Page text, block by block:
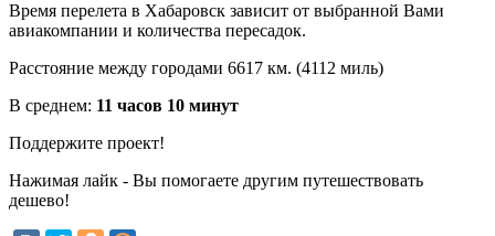
Время перелета в Хабаровск зависит от выбранной Вами
авиакомпании и количества пересадок.
Расстояние между городами 6617 км. (4112 миль)
В среднем: 11 часов 10 минут
Поддержите проект!
Нажимая лайк - Вы помогаете другим путешествовать
дешево!